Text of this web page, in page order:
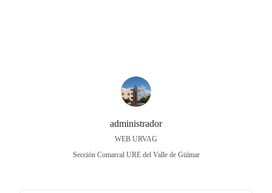
administrador
WEB URVAG
Sección Comarcal URE del Valle de Güímar